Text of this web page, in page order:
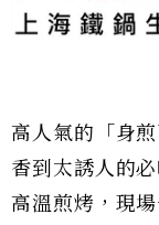
高人氣的「身
香到太誘人的
高溫煎烤，現